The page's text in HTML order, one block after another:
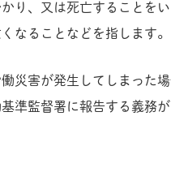
り、又は死亡することを
なることなどを指します。
災害が発生してしまった
準監督署に報告する義務が